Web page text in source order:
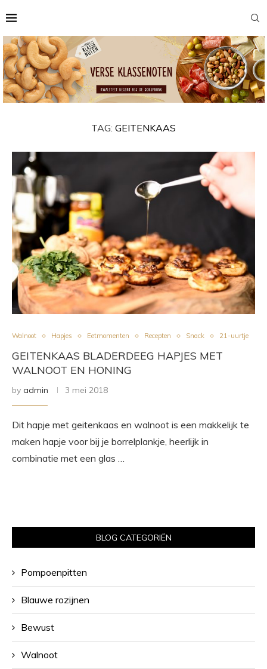
TAG: GEITENKAAS
Walnoot Hapjes Eetmomenten Recepten Snack 21-uurtje
GEITENKAAS BLADERDEEG HAPJES MET
WALNOOT EN HONING
by admin 3 mei 2018
Dit hapje met geitenkaas en walnoot is een makkelijk te
maken hapje voor bij je borrelplankje, heerlijk in
combinatie met een glas …
BLOG CATEGORIËN
Pompoenpitten
Blauwe rozijnen
Bewust
Walnoot